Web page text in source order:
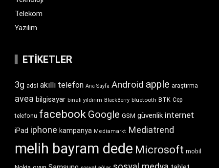
Telekom
Yazılım
ETIKETLER
3g adsl akıllı telefon Ana Sayfa Android apple araştırma
avea bilgisayar binali yıldırım BlackBerry bluetooth BTK Cep
telefonu facebook Google GSM güvenlik internet
iPad iphone kampanya Mediamarkt Mediatrend
melih bayram dede Microsoft mobil